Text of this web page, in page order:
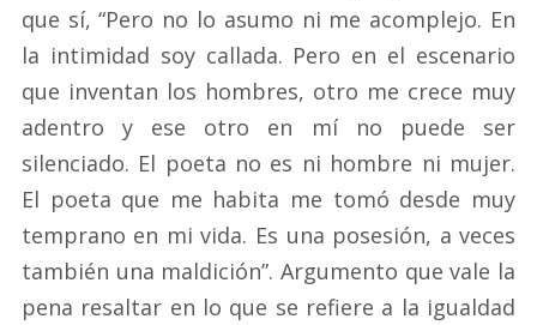
que sí, “Pero no lo asumo ni me acomplejo. En
la intimidad soy callada. Pero en el escenario
que inventan los hombres, otro me crece muy
adentro y ese otro en mí no puede ser
silenciado. El poeta no es ni hombre ni mujer.
El poeta que me habita me tomó desde muy
temprano en mi vida. Es una posesión, a veces
también una maldición”. Argumento que vale la
pena resaltar en lo que se refiere a la igualdad